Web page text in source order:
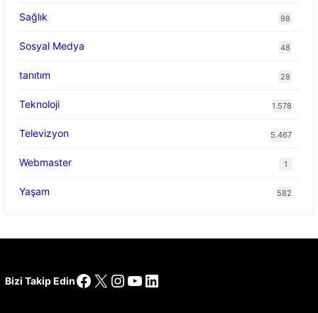
Sağlık 98
Sosyal Medya 48
tanıtım 28
Teknoloji 1.578
Televizyon 5.467
Webmaster 1
Yaşam 582
Bizi Takip EdinFacebook
X Instagram
YouTube
LinkedIn